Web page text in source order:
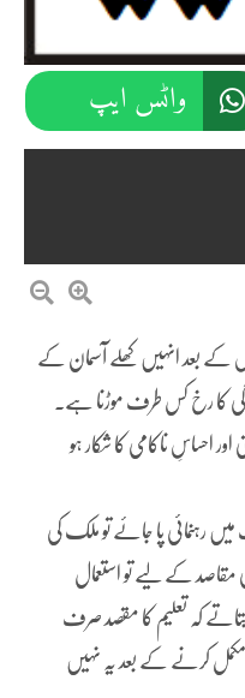
واٹس ایپ
اس کے بعد انہیں کھلے آسمان کے
کا رخ کس طرف موڑنا ہے۔
اور احساسِ ناکامی کا شکار ہو
رہنمائی پا جائے تو ملک کی
مقاصد کے لیے تو استعمال
کہ تعلیم کا مقصد صرف
مکمل کرنے کے بعد یہ نہیں